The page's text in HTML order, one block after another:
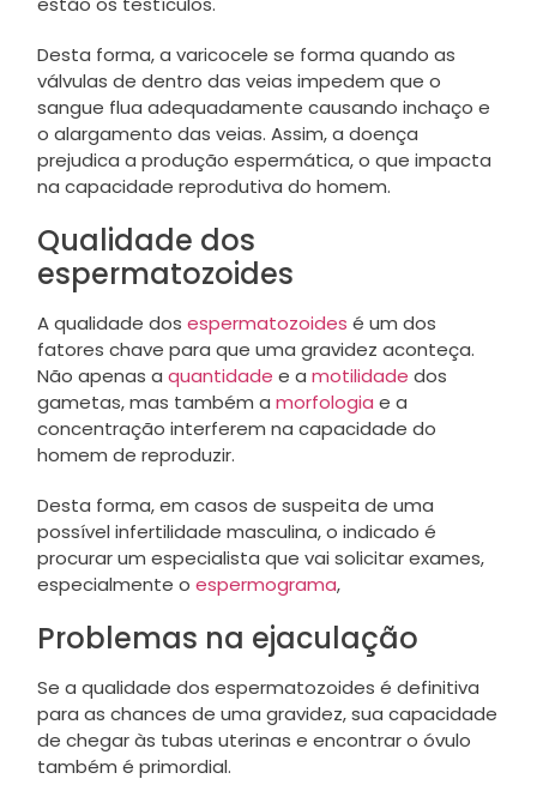
Desta forma, a varicocele se forma quando as
válvulas de dentro das veias impedem que o
sangue flua adequadamente causando inchaço e
o alargamento das veias. Assim, a doença
prejudica a produção espermática, o que impacta
na capacidade reprodutiva do homem.
Qualidade dos
espermatozoides
A qualidade dos espermatozoides é um dos
fatores chave para que uma gravidez aconteça.
Não apenas a quantidade e a motilidade dos
gametas, mas também a morfologia e a
concentração interferem na capacidade do
homem de reproduzir.
Desta forma, em casos de suspeita de uma
possível infertilidade masculina, o indicado é
procurar um especialista que vai solicitar exames,
especialmente o espermograma,
Problemas na ejaculação
Se a qualidade dos espermatozoides é definitiva
para as chances de uma gravidez, sua capacidade
de chegar às tubas uterinas e encontrar o óvulo
também é primordial.